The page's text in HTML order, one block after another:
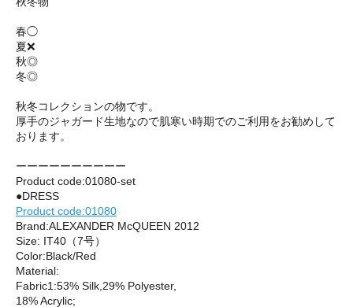
春◯
夏❌
秋◎
冬◎
秋冬コレクションの物です。
厚手のジャガード生地なので肌寒い時期でのご利用をお勧めして
おります。
ーーーーーーーーーー
Product code:01080-set
●DRESS
Product code:01080
Brand:ALEXANDER McQUEEN 2012
Size: IT40（7号）
Color:Black/Red
Material:
Fabric1:53% Silk,29% Polyester,
18% Acrylic;